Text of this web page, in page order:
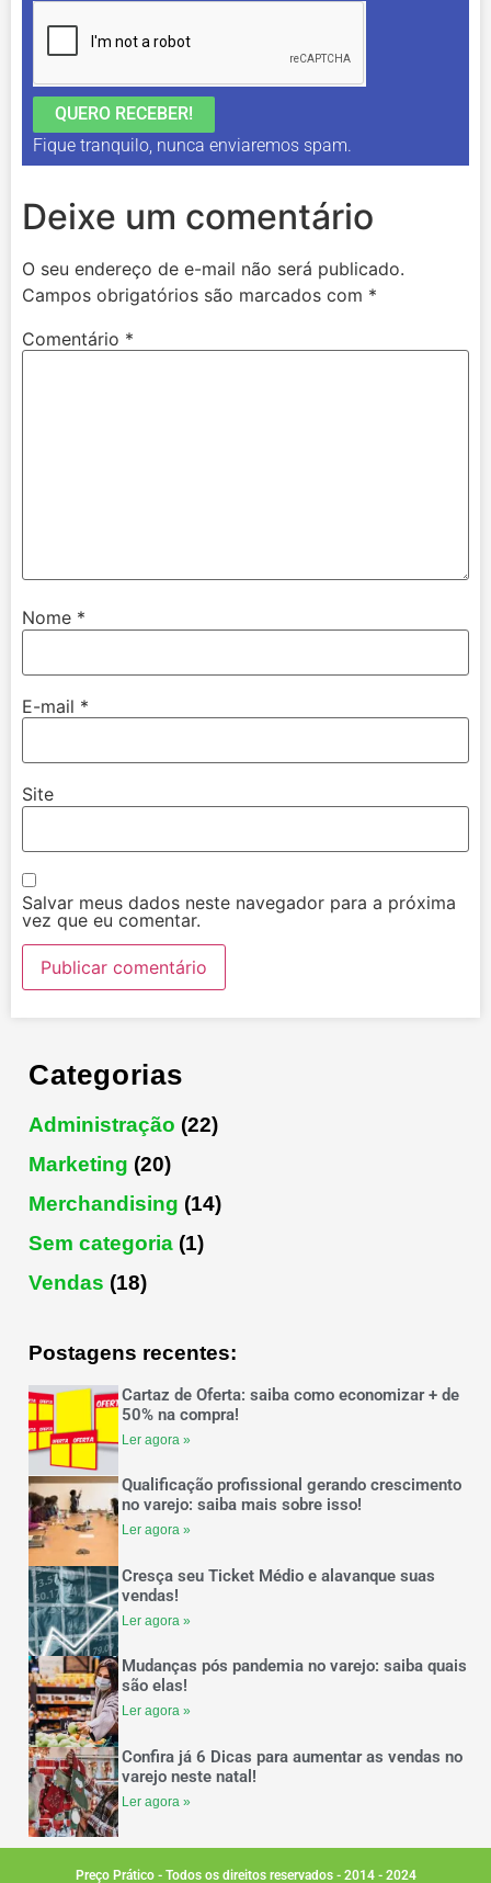
QUERO RECEBER!
Fique tranquilo, nunca enviaremos spam.
Deixe um comentário
O seu endereço de e-mail não será publicado.
Campos obrigatórios são marcados com *
Comentário *
Nome *
E-mail *
Site
Salvar meus dados neste navegador para a próxima
vez que eu comentar.
Categorias
Administração (22)
Marketing (20)
Merchandising (14)
Sem categoria (1)
Vendas (18)
Postagens recentes:
Cartaz de Oferta: saiba como economizar + de
50% na compra!
Ler agora »
Qualificação profissional gerando crescimento
no varejo: saiba mais sobre isso!
Ler agora »
Cresça seu Ticket Médio e alavanque suas
vendas!
Ler agora »
Mudanças pós pandemia no varejo: saiba quais
são elas!
Ler agora »
Confira já 6 Dicas para aumentar as vendas no
varejo neste natal!
Ler agora »
Preço Prático - Todos os direitos reservados - 2014 - 2024